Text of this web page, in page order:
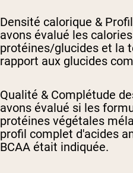
Densité calorique &
avons évalué les
protéines/glucides et la
rapport aux glucides
Qualité & Complétude
avons évalué si les
protéines végétales
profil complet d'acides
BCAA était indiquée.